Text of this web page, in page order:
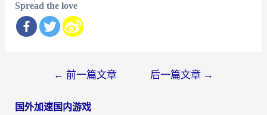
Spread the love
导
← 前一篇文章 后一篇文章 →
国外加速国内游戏